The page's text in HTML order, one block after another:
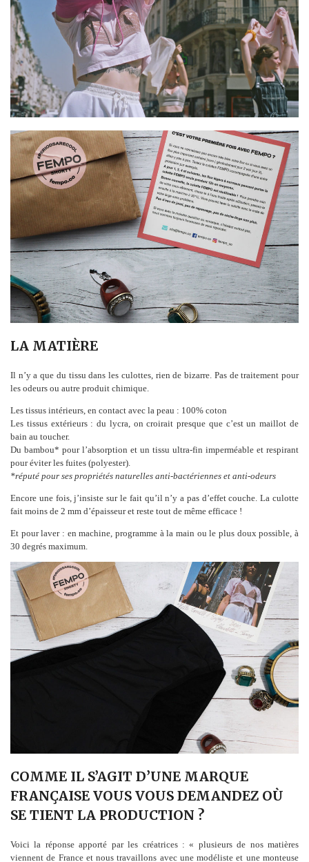
LA MATIÈRE
Il n’y a que du tissu dans les culottes, rien de bizarre. Pas de traitement pour
les odeurs ou autre produit chimique.
Les tissus intérieurs, en contact avec la peau : 100% coton
Les tissus extérieurs : du lycra, on croirait presque que c’est un maillot de
bain au toucher.
Du bambou* pour l’absorption et un tissu ultra-fin imperméable et respirant
pour éviter les fuites (polyester).
*réputé pour ses propriétés naturelles anti-bactériennes et anti-odeurs
Encore une fois, j’insiste sur le fait qu’il n’y a pas d’effet couche. La culotte
fait moins de 2 mm d’épaisseur et reste tout de même efficace !
Et pour laver : en machine, programme à la main ou le plus doux possible, à
30 degrés maximum.
COMME IL S’AGIT D’UNE MARQUE
FRANÇAISE VOUS VOUS DEMANDEZ OÙ
SE TIENT LA PRODUCTION ?
Voici la réponse apporté par les créatrices : « plusieurs de nos matières
viennent de France et nous travaillons avec une modéliste et une monteuse